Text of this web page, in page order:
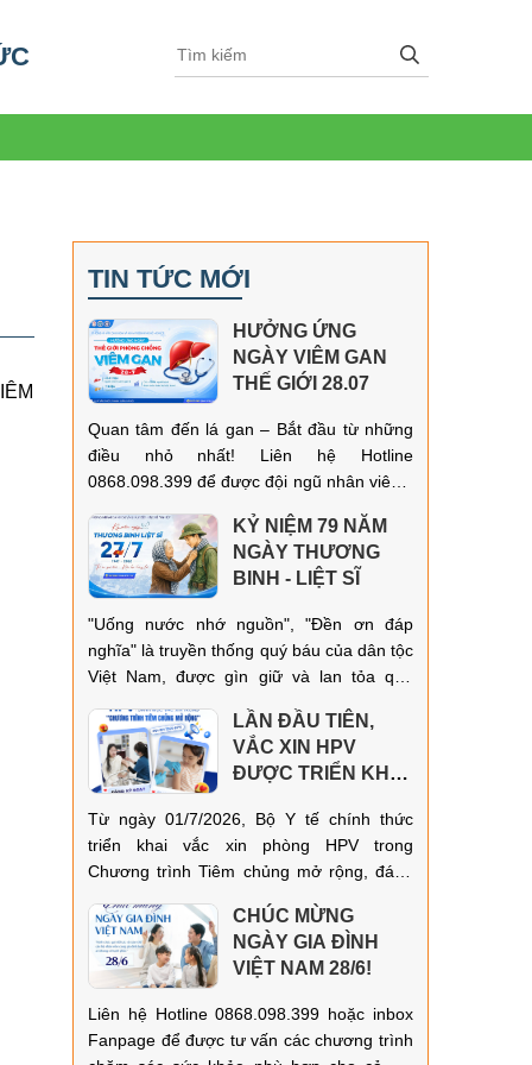
TIN TỨC MỚI
HƯỞNG ỨNG
NGÀY VIÊM GAN
THẾ GIỚI 28.07
Quan tâm đến lá gan – Bắt đầu từ những
điều nhỏ nhất! Liên hệ Hotline
0868.098.399 để được đội ngũ nhân viên y
lịch nhanh chóng.
KỶ NIỆM 79 NĂM
NGÀY THƯƠNG
BINH - LIỆT SĨ
"Uống nước nhớ nguồn", "Đền ơn đáp
nghĩa" là truyền thống quý báu của dân tộc
Việt Nam, được gìn giữ và lan tỏa qua
LẦN ĐẦU TIÊN,
VẮC XIN HPV
ĐƯỢC TRIỂN KHAI
TRÌNH TIÊM
CHỦNG MỞ RỘNG!
Từ ngày 01/7/2026, Bộ Y tế chính thức
triển khai vắc xin phòng HPV trong
Chương trình Tiêm chủng mở rộng, đánh
tác phòng ngừa các bệnh do vi rút HPV
gây ra, đặc biệt là ung thư cổ tử cung.
CHÚC MỪNG
NGÀY GIA ĐÌNH
VIỆT NAM 28/6!
Liên hệ Hotline 0868.098.399 hoặc inbox
Fanpage để được tư vấn các chương trình